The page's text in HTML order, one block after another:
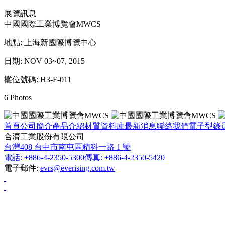
展覽訊息
中國國際工業博覽會MWCS
地點: 上海新國際博覽中心
日期: NOV 03~07, 2015
攤位號碼: H3-F-011
6 Photos
首頁公司簡介產品介紹材質資料庫最新消息聯絡我們電子型錄
合濟工業股份有限公司
台灣408 台中市南屯區精科一路 1 號
電話: +886-4-2350-5300傳真: +886-4-2350-5420
電子郵件: evrs@everising.com.tw